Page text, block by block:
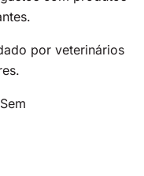
por veterinários
Sem